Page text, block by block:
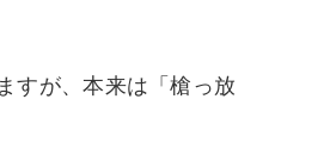
すが、本来は「槍っ放